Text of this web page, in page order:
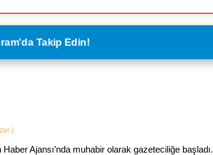
Takip Edin!
)
Ajansı’nda muhabir olarak gazeteciliğe başladı.